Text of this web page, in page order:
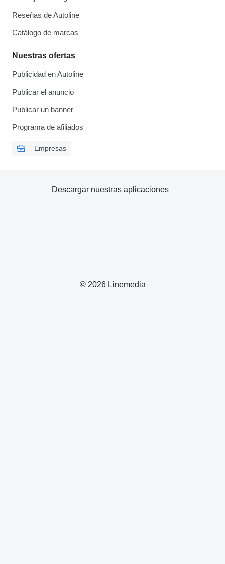
Reseñas de Autoline
Catálogo de marcas
Nuestras ofertas
Publicidad en Autoline
Publicar el anuncio
Publicar un banner
Programa de afiliados
Empresas
© 2026 Linemedia
Descargar nuestras aplicaciones